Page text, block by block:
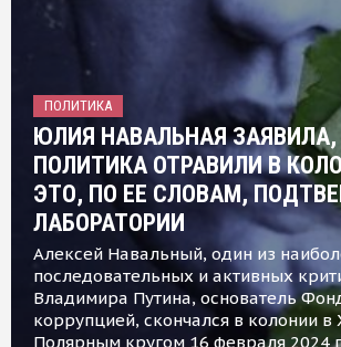
ПОЛИТИКА
ЮЛИЯ НАВАЛЬНАЯ
ПОЛИТИКА ОТРАВИЛИ В
ЭТО, ПО ЕЕ СЛОВАМ,
ЛАБОРАТОРИИ
Алексей Навальный, один из
последовательных и активных
Владимира Путина, основатель
коррупцией, скончался в колонии в
Полярным кругом 16 февраля 2024